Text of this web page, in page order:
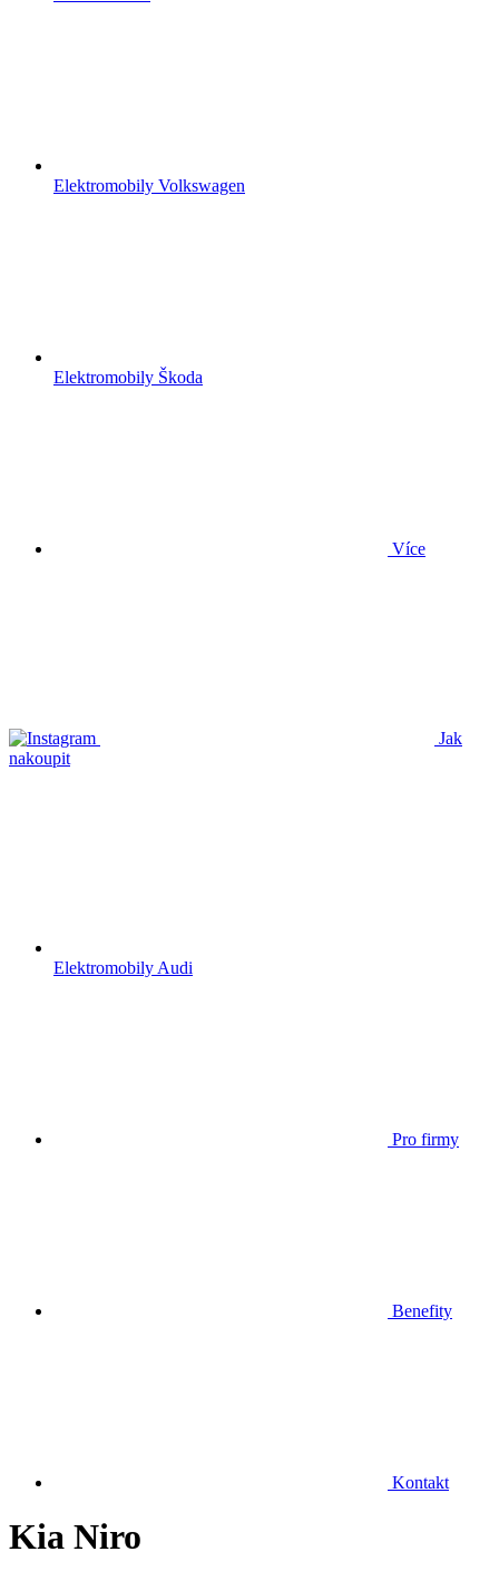
Elektromobily Volkswagen
Elektromobily Škoda
Více
Jak
nakoupit
Elektromobily Audi
Pro firmy
Benefity
Kontakt
Kia Niro